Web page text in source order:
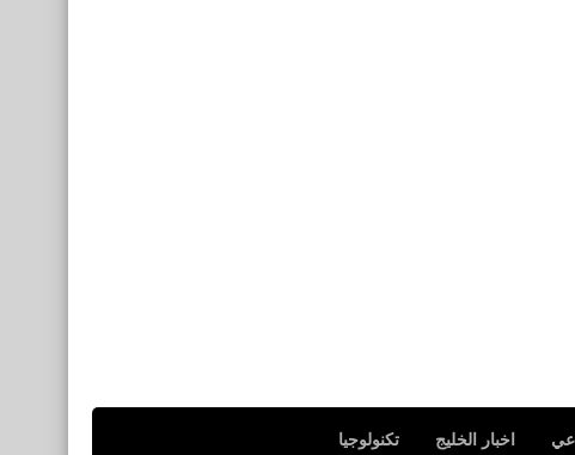
اخبار الخليج تكنولوجيا